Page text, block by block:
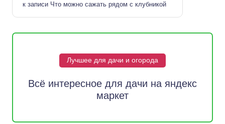
к записи Что можно сажать рядом с клубникой
Лучшее для дачи и огорода
Всё интересное для дачи на яндекс
маркет